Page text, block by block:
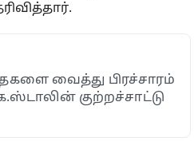
வைத்து பிரச்சாரம்
குற்றச்சாட்டு